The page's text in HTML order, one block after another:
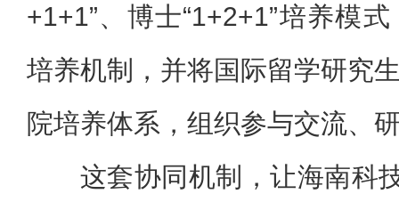
+1+1”、博士“1+2+1”培养模
培养机制，并将国际留学研究
院培养体系，组织参与交流、
这套协同机制，让海南科